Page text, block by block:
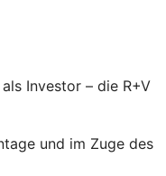
Investor – die R+V
und im Zuge des